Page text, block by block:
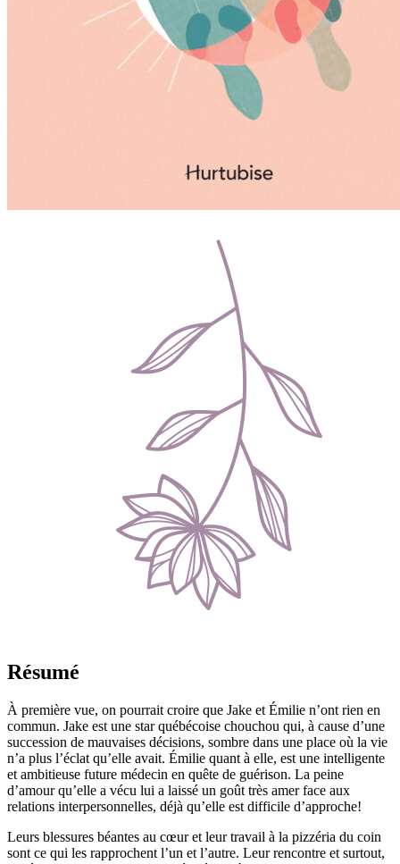
Résumé
À première vue, on pourrait croire que Jake et Émilie n’ont rien en
commun. Jake est une star québécoise chouchou qui, à cause d’une
succession de mauvaises décisions, sombre dans une place où la vie
n’a plus l’éclat qu’elle avait. Émilie quant à elle, est une intelligente
et ambitieuse future médecin en quête de guérison. La peine
d’amour qu’elle a vécu lui a laissé un goût très amer face aux
relations interpersonnelles, déjà qu’elle est difficile d’approche!
Leurs blessures béantes au cœur et leur travail à la pizzéria du coin
sont ce qui les rapprochent l’un et l’autre. Leur rencontre et surtout,